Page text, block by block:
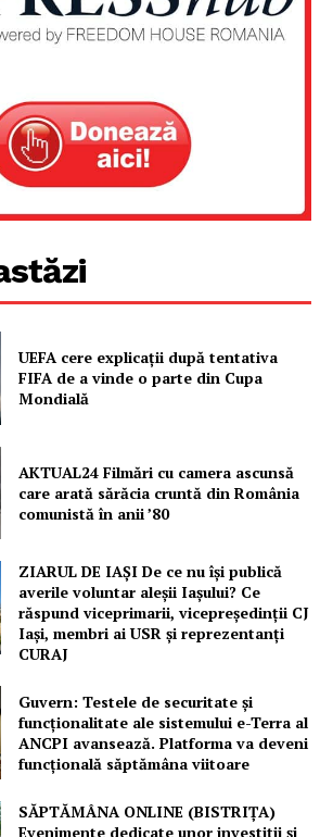
UEFA cere explicații după tentativa
FIFA de a vinde o parte din Cupa
Mondială
AKTUAL24 Filmări cu camera ascunsă
care arată sărăcia cruntă din România
comunistă în anii ’80
ZIARUL DE IAȘI De ce nu își publică
averile voluntar aleșii Iașului? Ce
răspund viceprimarii, vicepreședinții CJ
Iași, membri ai USR și reprezentanți
CURAJ
Guvern: Testele de securitate și
funcționalitate ale sistemului e-Terra al
ANCPI avansează. Platforma va deveni
funcțională săptămâna viitoare
SĂPTĂMÂNA ONLINE (BISTRIȚA)
Evenimente dedicate unor investiții și